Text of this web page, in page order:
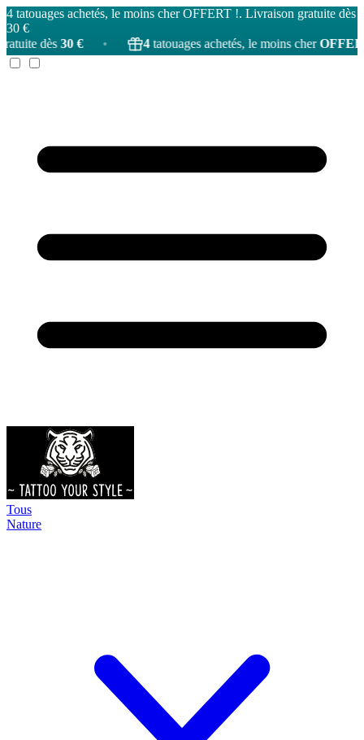
4 tatouages achetés, le moins cher OFFERT !. Livraison gratuite dès
30 €
• 4tatouages achetés, le moins cherOFFERT! •
Tous
Nature